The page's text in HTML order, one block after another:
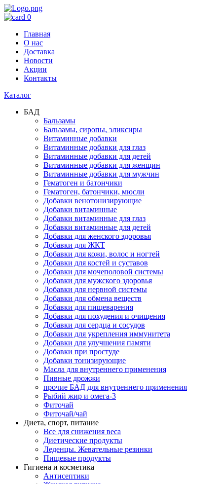
0
Главная
О нас
Доставка
Новости
Акции
Контакты
Каталог
БАД
Бальзамы
Бальзамы, сиропы, эликсиры
Витаминные добавки
Витаминные добавки для глаз
Витаминные добавки для детей
Витаминные добавки для женщин
Витаминные добавки для мужчин
Гематоген и батончики
Гематоген, батончики, мюсли
Добавки венотонизирующие
Добавки витаминные
Добавки витаминные для глаз
Добавки витаминные для детей
Добавки для женского здоровья
Добавки для ЖКТ
Добавки для кожи, волос и ногтей
Добавки для костей и суставов
Добавки для мочеполовой системы
Добавки для мужского здоровья
Добавки для нервной системы
Добавки для обмена веществ
Добавки для пищеварения
Добавки для похудения и очищения
Добавки для сердца и сосудов
Добавки для укрепления иммунитета
Добавки для улучшения памяти
Добавки при простуде
Добавки тонизирующие
Масла для внутреннего применения
Пивные дрожжи
прочие БАД для внутреннего применения
Рыбий жир и омега-3
Фиточай
Фиточай/чай
Диета, спорт, питание
Все для снижения веса
Диетические продукты
Леденцы. Жевательные резинки
Пищевые продукты
Гигиена и косметика
Антисептики